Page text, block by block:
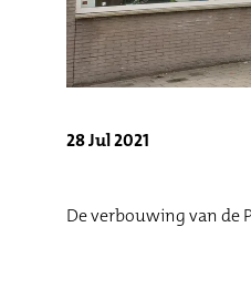
28 Jul 2021
De verbouwing van de